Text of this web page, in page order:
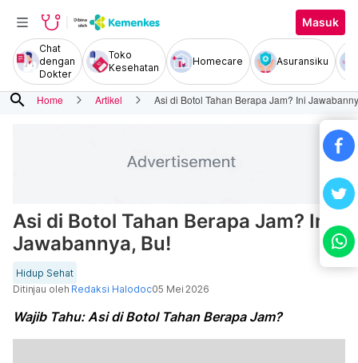
Masuk
Chat
dengan
Dokter
Toko
Kesehatan
Homecare Asuransiku
search Home Artikel Asi di Botol Tahan Berapa Jam? Ini
Asi di Botol Tahan Berapa Jam? Ini
Jawabannya, Bu!
Hidup Sehat
Ditinjau oleh Redaksi Halodoc05 Mei 2026
Wajib Tahu: Asi di Botol Tahan Berapa Jam?